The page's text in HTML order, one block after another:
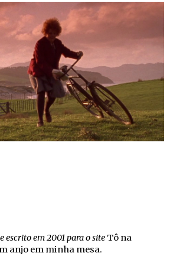
em 2001 para o site Tô na
anjo em minha mesa.